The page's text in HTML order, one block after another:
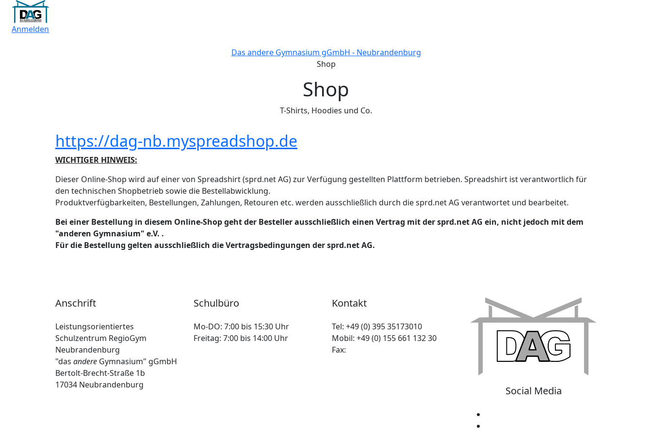
Anmelden
Shop
T-Shirts, Hoodies und Co.
Das andere Gymnasium gGmbH - Neubrandenburg
Shop
https://dag-nb.myspreadshop.de
WICHTIGER HINWEIS:
Dieser Online-Shop wird auf einer von Spreadshirt (sprd.net AG) zur Verfügung gestellten Plattform betrieben. Spreadshirt ist verantwortlich für
den technischen Shopbetrieb sowie die Bestellabwicklung.
Produktverfügbarkeiten, Bestellungen, Zahlungen, Retouren etc. werden ausschließlich durch die sprd.net AG verantwortet und bearbeitet.
Bei einer Bestellung in diesem Online-Shop geht der Besteller ausschließlich einen Vertrag mit der sprd.net AG ein, nicht jedoch mit dem
"anderen Gymnasium" e.V. .
Für die Bestellung gelten ausschließlich die Vertragsbedingungen der sprd.net AG.
Anschrift
Leistungsorientiertes
Schulzentrum RegioGym
Neubrandenburg
"das andere Gymnasium" gGmbH
Bertolt-Brecht-Straße 1b
17034 Neubrandenburg
Schulbüro
Mo-DO: 7:00 bis 15:30 Uhr
Freitag: 7:00 bis 14:00 Uhr
Kontakt
Tel: +49 (0) 395 35173010
Mobil: +49 (0) 155 661 132 30
Fax:
Social Media